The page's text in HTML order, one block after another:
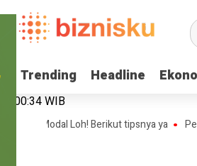
Trending Headline
Trending Headline
| 00:34 WIB
Modal Loh! Berikut tipsnya ya